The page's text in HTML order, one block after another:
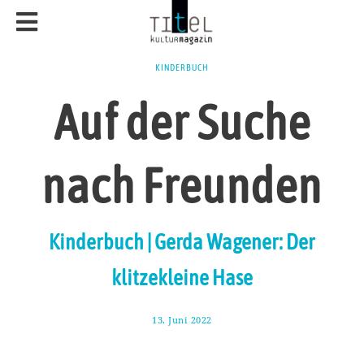
KINDERBUCH
Auf der Suche
nach Freunden
Kinderbuch | Gerda Wagener: Der
klitzekleine Hase
13. Juni 2022